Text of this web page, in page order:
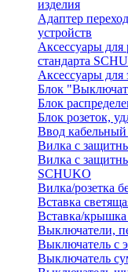
изделия
Адаптер
устройств
Аксессуары
стандарта
Аксессуары для
Блок
Блок
Блок розеток,
Ввод кабельный
Вилка с
Вилка с
SCHUKO
Вилка/розетка
Вставка
Вставка/
Выключатели,
Выключатель с
Выключатель